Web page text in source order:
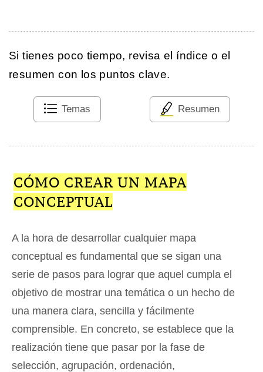
Si tienes poco tiempo, revisa el índice o el
resumen con los puntos clave.
Temas Resumen
CÓMO CREAR UN MAPA
CONCEPTUAL
A la hora de desarrollar cualquier mapa
conceptual es fundamental que se sigan una
serie de pasos para lograr que aquel cumpla el
objetivo de mostrar una temática o un hecho de
una manera clara, sencilla y fácilmente
comprensible. En concreto, se establece que la
realización tiene que pasar por la fase de
selección, agrupación, ordenación,